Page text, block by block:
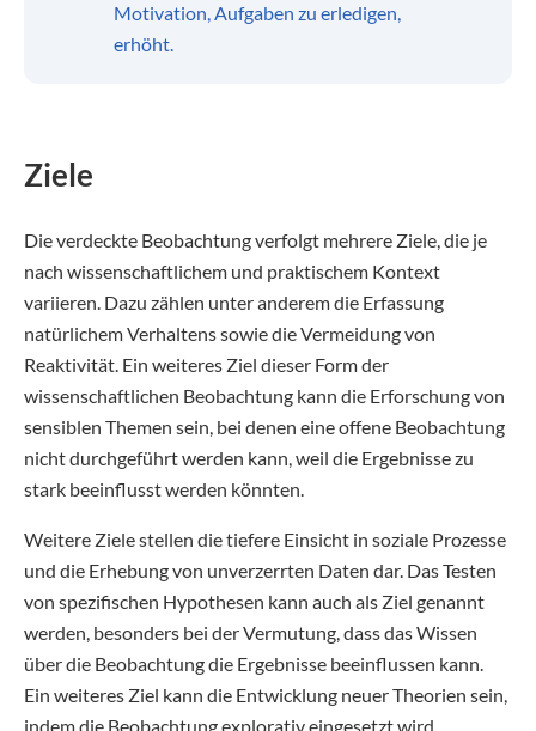
Motivation, Aufgaben zu erledigen,
erhöht.
Ziele
Die verdeckte Beobachtung verfolgt mehrere Ziele, die je
nach wissenschaftlichem und praktischem Kontext
variieren. Dazu zählen unter anderem die Erfassung
natürlichem Verhaltens sowie die Vermeidung von
Reaktivität. Ein weiteres Ziel dieser Form der
wissenschaftlichen Beobachtung kann die Erforschung von
sensiblen Themen sein, bei denen eine offene Beobachtung
nicht durchgeführt werden kann, weil die Ergebnisse zu
stark beeinflusst werden könnten.
Weitere Ziele stellen die tiefere Einsicht in soziale Prozesse
und die Erhebung von unverzerrten Daten dar. Das Testen
von spezifischen Hypothesen kann auch als Ziel genannt
werden, besonders bei der Vermutung, dass das Wissen
über die Beobachtung die Ergebnisse beeinflussen kann.
Ein weiteres Ziel kann die Entwicklung neuer Theorien sein,
indem die Beobachtung explorativ eingesetzt wird.